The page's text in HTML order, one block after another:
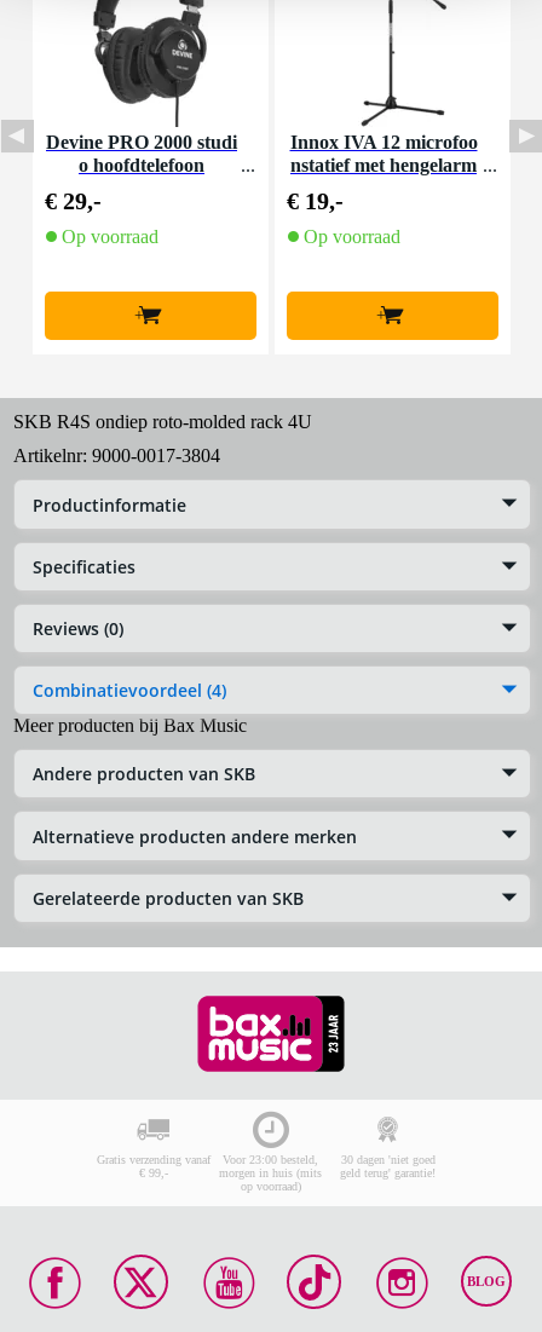
Devine PRO 2000 studi
o hoofdtelefoon
€ 29,-
Op voorraad
+
Innox IVA 12 microfoo
nstatief met hengelarm
€ 19,-
Op voorraad
+
SKB R4S ondiep roto-molded rack 4U
Artikelnr: 9000-0017-3804
Productinformatie
Specificaties
Reviews (0)
Combinatievoordeel (4)
Meer producten bij Bax Music
Andere producten van SKB
Alternatieve producten andere merken
Gerelateerde producten van SKB
Gratis verzending vanaf
€ 99,-
Voor 23:00 besteld,
morgen in huis (mits
op voorraad)
30 dagen 'niet goed
geld terug' garantie!
BLOG